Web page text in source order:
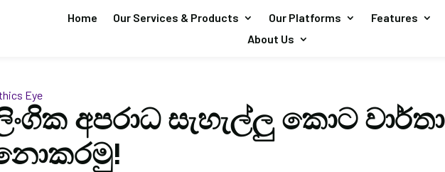
Home Our Services & Products Our Platforms Features
About Us
Eye
අපරාධ සැහැල්ලු කොට වාර්තා